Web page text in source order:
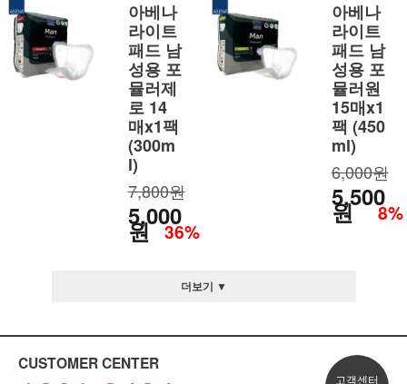
아베나
라이트
패드 남
성용 포
뮬러제
로 14
매x1팩
(300m
l)
7,800원
5,000
원 36%
아베나
라이트
패드 남
성용 포
뮬러원
15매x1
팩 (450
ml)
6,000원
5,500
원 8%
더보기 ▼
CUSTOMER CENTER
고객센터